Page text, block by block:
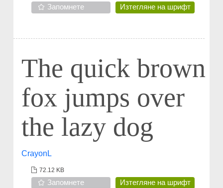
Запомнете Изтегляне на шрифт
The quick brown
fox jumps over
the lazy dog
CrayonL
72.12 KB
Запомнете Изтегляне на шрифт